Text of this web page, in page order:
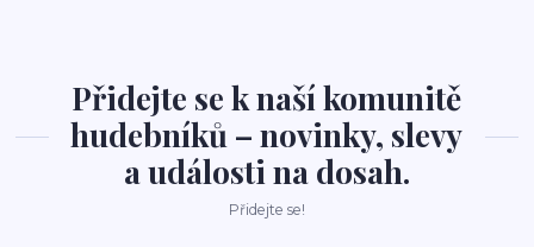
Přidejte se k naší komunitě
hudebníků – novinky, slevy
a události na dosah.
Přidejte se!